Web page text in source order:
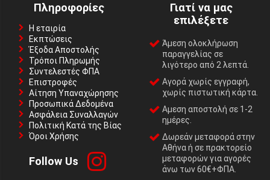
Πληροφορίες
Η εταιρία
Εκπτώσεις
Έξοδα Αποστολής
Τρόποι Πληρωμής
Συντελεστές ΦΠΑ
Επιστροφές
Αίτηση Υπαναχώρησης
Προσωπικά Δεδομένα
Ασφάλεια Συναλλαγών
Πολιτική Κατά της Βίας
Όροι Χρήσης
Follow Us
Γιατί να μας
επιλέξετε
Άμεση ολοκλήρωση
παραγγελίας σε
λιγότερο από 2 λεπτά.
Αγορά χωρίς εγγραφή,
χωρίς πιστωτική κάρτα.
Αμεση αποστολή σε 1-2
ημέρες.
Δωρεάν μεταφορά στην
Αθήνα ή σε πρακτορείο
μεταφορών για αγορές
άνω των 60€+ΦΠΑ.